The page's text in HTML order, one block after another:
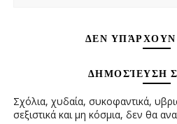
ΔΕΝ ΥΠΆΡΧΟΥΝ
ΔΗΜΟΣΊΕΥΣΗ
Σχόλια, χυδαία, συκοφαντικά,
σεξιστικά και μη κόσμια, δεν θα